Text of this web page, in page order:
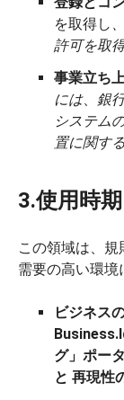
を取得し
許可を取
事業立ち
には、 銀
システム
置に関する
3.使用時期
この領域は、規
需要の高い環境
ビジネス
グ」ポー
と 再現性